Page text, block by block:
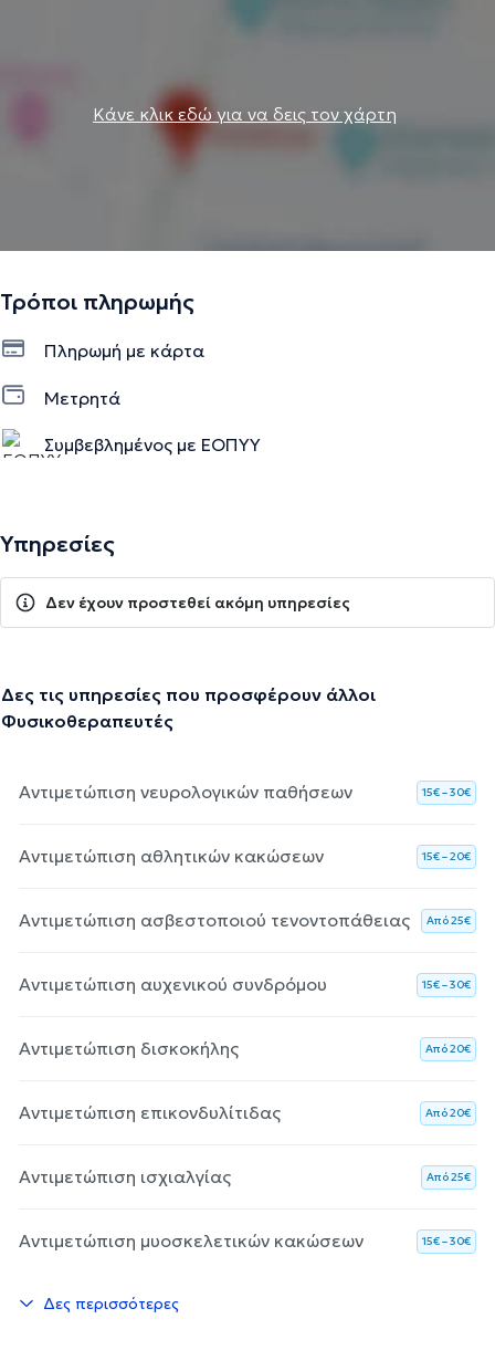
Κάνε κλικ εδώ για να δεις τον χάρτη
Τρόποι πληρωμής
Πληρωμή με κάρτα
Μετρητά
Συμβεβλημένος με ΕΟΠΥΥ
Υπηρεσίες
Δεν έχουν προστεθεί ακόμη υπηρεσίες
Δες τις υπηρεσίες που προσφέρουν άλλοι
Φυσικοθεραπευτές
Αντιμετώπιση νευρολογικών παθήσεων 15€ – 30€
Αντιμετώπιση αθλητικών κακώσεων 15€ – 20€
Αντιμετώπιση ασβεστοποιού τενοντοπάθειας Aπό 25€
Αντιμετώπιση αυχενικού συνδρόμου 15€ – 30€
Αντιμετώπιση δισκοκήλης Aπό 20€
Αντιμετώπιση επικονδυλίτιδας Aπό 20€
Αντιμετώπιση ισχιαλγίας Aπό 25€
Αντιμετώπιση μυοσκελετικών κακώσεων 15€ – 30€
Δες περισσότερες